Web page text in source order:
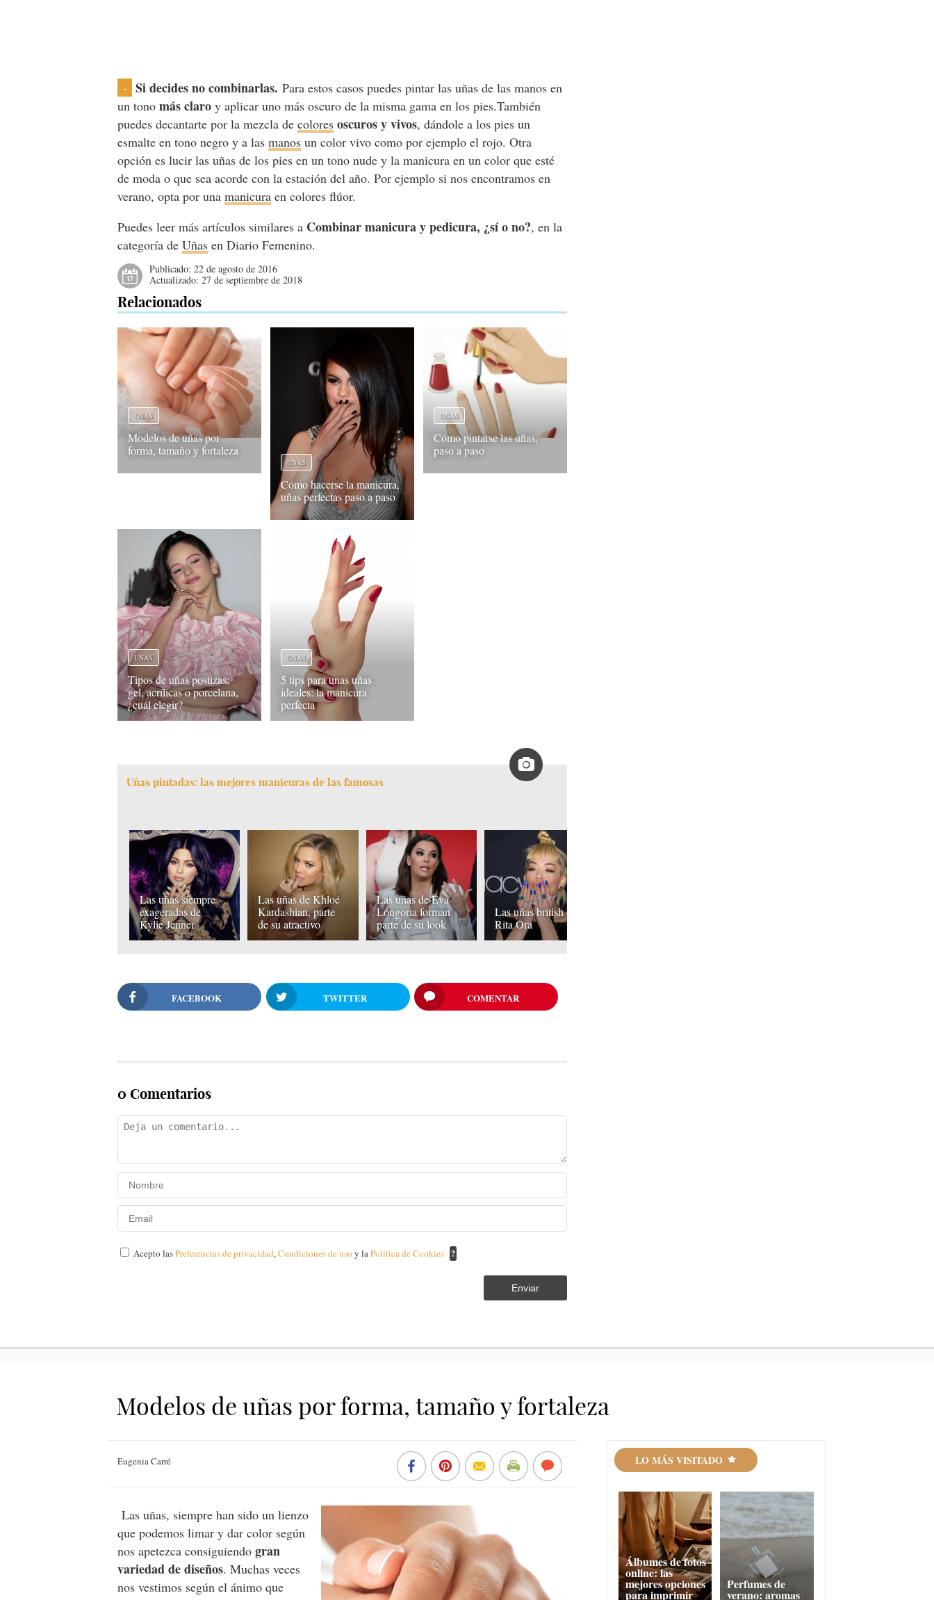
- Si decides no combinarlas.Para estos casos puedes pintar las uñas de las manos en
un tonomás claro y aplicar uno más oscuro de la misma gama en los pies.También
puedes decantarte por la mezcla decolores oscuros y vivos, dándole a los pies un
esmalte en tono negro y a lasmanos un color vivo como por ejemplo el rojo. Otra
opción es lucir las uñas de los pies en un tono nude y la manicura en un color que esté
de moda o que sea acorde con la estación del año. Por ejemplo si nos encontramos en
verano, opta por unamanicura en colores flúor.
Puedes leer más artículos similares a Combinar manicura y pedicura, ¿sí o no?, en la
categoría deUñas en Diario Femenino.
Publicado:22 de agosto de 2016
Actualizado:27 de septiembre de 2018
Relacionados
UÑAS
Modelos de uñas por
forma, tamaño y fortaleza
UÑAS
Cómo hacerse la manicura,
uñas perfectas paso a paso
UÑAS
Cómo pintarse las uñas,
paso a paso
UÑAS
Tipos de uñas postizas:
gel, acrílicas o porcelana,
¿cuál elegir?
UÑAS
5 tips para unas uñas
ideales: la manicura
perfecta
Uñas pintadas: las mejores manicuras de las famosas
Las uñas siempre
exageradas de
Kylie Jenner
Las uñas de Khloé
Kardashian, parte
de su atractivo
Las uñas de Eva
Longoria forman
parte de su look
Las uñas british de
Rita Ora
FACEBOOK TWITTER COMENTAR
0 Comentarios
Acepto lasPreferencias de privacidad,Condiciones de usoy laPolítica de Cookies ?
Enviar
Modelos de uñas por forma, tamaño y fortaleza
Eugenia Carré
Las uñas, siempre han sido un lienzo
que podemos limar y dar color según
nos apetezca consiguiendogran
variedad de diseños. Muchas veces
nos vestimos según el ánimo que
LO MÁS VISITADO
Álbumes de fotos
online: las
mejores opciones
para imprimir
Perfumes de
verano: aromas